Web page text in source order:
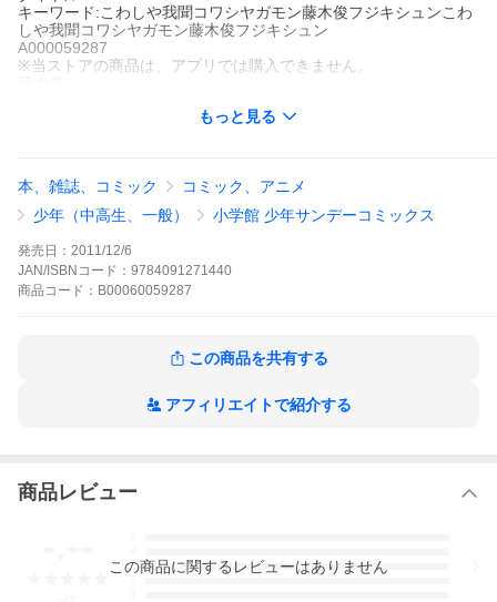
キーワード:こわしや我聞コワシヤガモン藤木俊フジキシュンこわ
しや我聞コワシヤガモン藤木俊フジキシュン
A000059287
※当ストアの商品は、アプリでは購入できません。
悪だくみが進行しているとも知らず、我聞と陽菜は卓球部の合宿
行きが決まってのほほん気分。だがその頃、先日我聞らを苦しめ
た科学スーツの開発組織「真芝グループ」も特別会議を開いてい
て…。
こわしや我聞の作品をもっと見る
もっと見る
本、雑誌、コミック
コミック、アニメ
少年（中高生、一般）
小学館 少年サンデーコミックス
発売日： 2011/12/6
JAN/ISBNコード： 9784091271440
商品 コード： B00060059287
この商品を共有する
アフィリエイトで紹介する
商品レビュー
3
この商品に関するレビューはありません